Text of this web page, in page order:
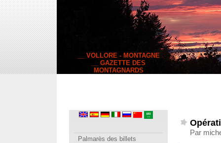
__ VOLLORE - MONTAGNE
__ GAZETTE DES
MONTAGNARDS
Par
Palmarès des billets